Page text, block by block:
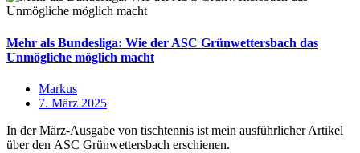
Mehr als Bundesliga: Wie der ASC Grünwettersbach das
Unmögliche möglich macht
Markus
7. März 2025
In der März-Ausgabe von tischtennis ist mein ausführlicher Artikel
über den ASC Grünwettersbach erschienen.